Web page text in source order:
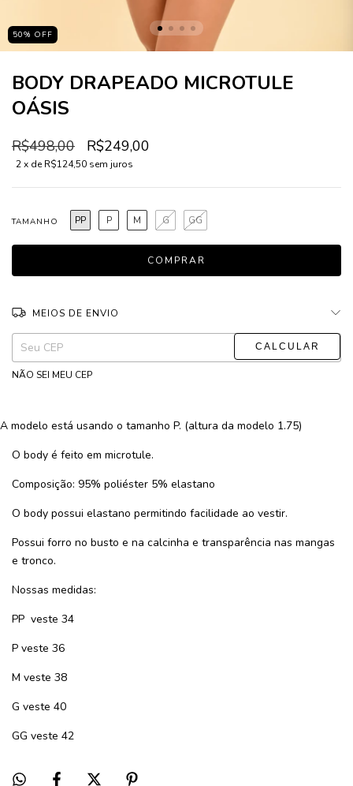
50% OFF
BODY DRAPEADO MICROTULE
OÁSIS
R$498,00 R$249,00
2x deR$124,50 sem juros
TAMANHO PP P M G GG
MEIOS DE ENVIO
Entregas para o CEP:
ALTERAR CEP
NÃO SEI MEU CEP
A modelo está usando o tamanho P. (altura da modelo 1.75)
O body é feito em microtule.
Composição: 95% poliéster 5% elastano
O body possui elastano permitindo facilidade ao vestir.
Possui forro no busto e na calcinha e transparência nas mangas
e tronco.
Nossas medidas:
PP veste 34
P veste 36
M veste 38
G veste 40
GG veste 42